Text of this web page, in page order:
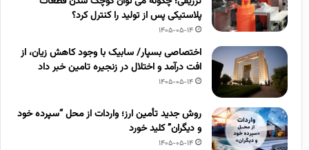
پلاستیکی پس از تولید را کنترل کرد؟
1405-05-14
اختصاصی بسپار/ سابیک با وجود کاهش زیان، از
افت درآمد و اختلال در زنجیره تامین خبر داد
1405-05-14
روش جدید تأمین ارز؛ واردات از محل “سپرده خود
و دیگران” کلید خورد
1405-05-14